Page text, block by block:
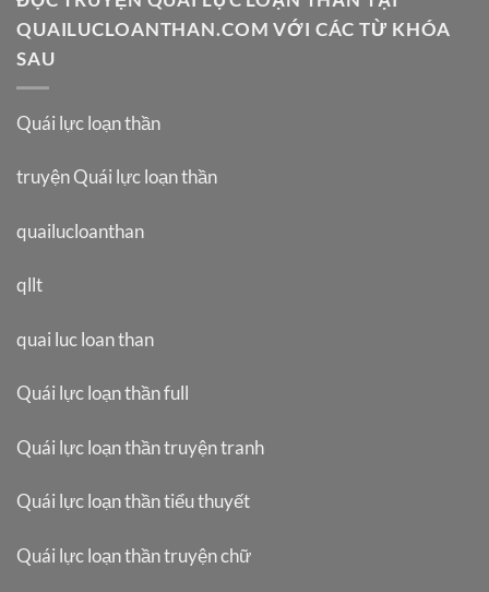
QUAILUCLOANTHAN.COM VỚI CÁC TỪ KHÓA
SAU
Quái lực loạn thần
truyện Quái lực loạn thần
quailucloanthan
qllt
quai luc loan than
Quái lực loạn thần full
Quái lực loạn thần truyện tranh
Quái lực loạn thần tiểu thuyết
Quái lực loạn thần truyện chữ